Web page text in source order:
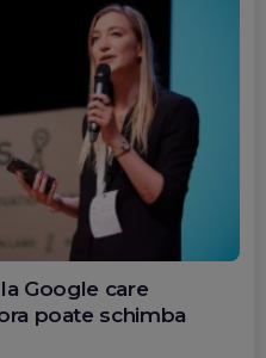
Google care
poate schimba